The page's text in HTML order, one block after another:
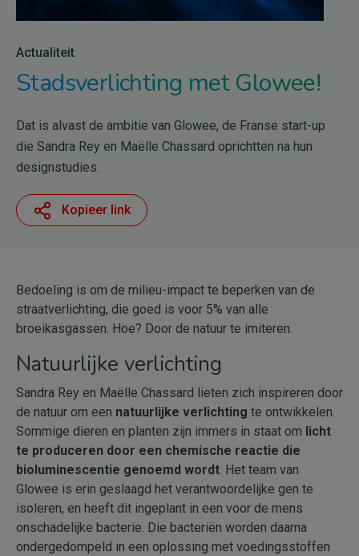
Actualiteit
Stadsverlichting met Glowee!
Dat is alvast de ambitie van Glowee, de Franse start-up
die Sandra Rey en Maëlle Chassard oprichtten na hun
designstudies.
Kopieer link
Bedoeling is om de milieu-impact te beperken van de
straatverlichting, die goed is voor 5% van alle
broeikasgassen. Hoe? Door de natuur te imiteren.
Natuurlijke verlichting
Sandra Rey en Maëlle Chassard lieten zich inspireren door
de natuur om een natuurlijke verlichting te ontwikkelen.
Sommige dieren en planten zijn immers in staat om licht
te produceren door een chemische reactie die
bioluminescentie genoemd wordt. Het team van
Glowee is erin geslaagd het verantwoordelijke gen te
isoleren, en heeft dit ingeplant in een voor de mens
onschadelijke bacterie. Die bacteriën worden daarna
ondergedompeld in een oplossing met voedingsstoffen